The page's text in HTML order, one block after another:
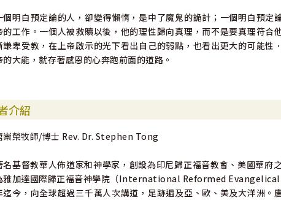
個明白預定論的人，卻變得懶惰，是中了魔鬼的詭計；一個明白預
的工作。一個人被救贖以後，他的理性歸向真理，而不是要真理符
謙卑受教，在上帝啟示的光下看出自己的弱點，也看出更大的可能
的大能，就存著感恩的心奔跑前面的道路。
介紹
崇榮牧師/博士 Rev. Dr. Stephen Tong
名基督教華人佈道家和神學家，創設為印尼歸正福音教會、美國華府
雅加達國際歸正福音神學院（International Reformed
迄今，向全球超過三千萬人次講道，足跡遍及亞、歐、美及大洋洲